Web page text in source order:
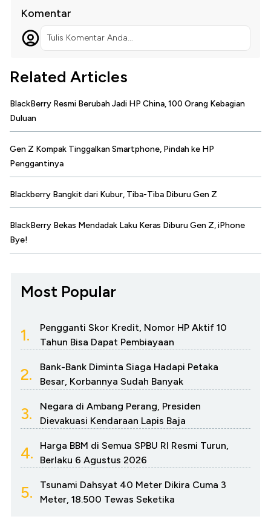
Komentar
Tulis Komentar Anda...
Related Articles
BlackBerry Resmi Berubah Jadi HP China, 100 Orang Kebagian
Duluan
Gen Z Kompak Tinggalkan Smartphone, Pindah ke HP
Penggantinya
Blackberry Bangkit dari Kubur, Tiba-Tiba Diburu Gen Z
BlackBerry Bekas Mendadak Laku Keras Diburu Gen Z, iPhone
Bye!
Most Popular
1.
Pengganti Skor Kredit, Nomor HP Aktif 10
Tahun Bisa Dapat Pembiayaan
2.
Bank-Bank Diminta Siaga Hadapi Petaka
Besar, Korbannya Sudah Banyak
3.
Negara di Ambang Perang, Presiden
Dievakuasi Kendaraan Lapis Baja
4.
Harga BBM di Semua SPBU RI Resmi Turun,
Berlaku 6 Agustus 2026
5.
Tsunami Dahsyat 40 Meter Dikira Cuma 3
Meter, 18.500 Tewas Seketika